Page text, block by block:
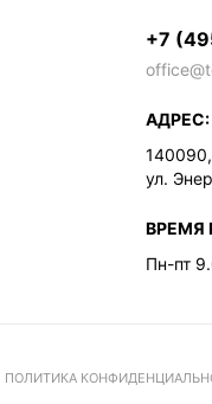
+7
АДРЕС:
ул.
ВРЕМЯ
Пн-пт
ПОЛИТИКА